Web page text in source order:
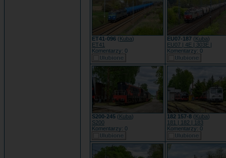
ET41-096 (Kuba)
ET41
Komentarzy: 0
EU07-187 (Kuba)
EU07 | 4E | 303E |
Komentarzy: 0
S200-245 (Kuba)
S200
Komentarzy: 0
182 157-8 (Kuba)
181 | 182 | 183
Komentarzy: 0